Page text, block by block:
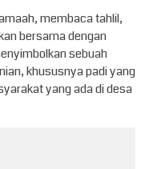
membaca tahlil,
bersama dengan
sebuah
khususnya padi yang
yang ada di desa